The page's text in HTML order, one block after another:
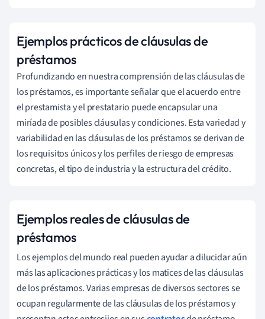
Ejemplos prácticos de cláusulas de
préstamos
Profundizando en nuestra comprensión de las cláusulas de
los préstamos, es importante señalar que el acuerdo entre
el prestamista y el prestatario puede encapsular una
miríada de posibles cláusulas y condiciones. Esta variedad y
variabilidad en las cláusulas de los préstamos se derivan de
los requisitos únicos y los perfiles de riesgo de empresas
concretas, el tipo de industria y la estructura del crédito.
Ejemplos reales de cláusulas de
préstamos
Los ejemplos del mundo real pueden ayudar a dilucidar aún
más las aplicaciones prácticas y los matices de las cláusulas
de los préstamos. Varias empresas de diversos sectores se
ocupan regularmente de las cláusulas de los préstamos y